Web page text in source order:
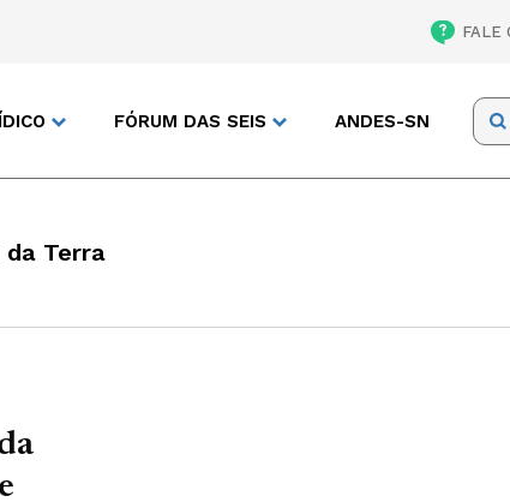
FALE
FÓRUM DAS SEIS ANDES-SN
da Terra